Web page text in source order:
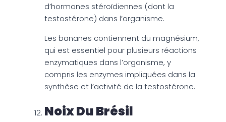
d’hormones stéroïdiennes (dont la
testostérone) dans l’organisme.
Les bananes contiennent du magnésium,
qui est essentiel pour plusieurs réactions
enzymatiques dans l’organisme, y
compris les enzymes impliquées dans la
synthèse et l’activité de la testostérone.
Noix Du Brésil